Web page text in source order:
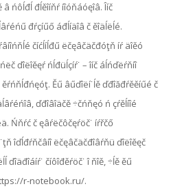
â ńôĺđĺ đĺěîíňŕ íîóňáóęîâ. Îíč
đŕçíűő áđĺíäîâ č ěîäĺëĺé.
číćĺíĺđű ëčęâčäčđóţň íŕ äîěó
ďîëîěęŕ ńĺđüĺçíŕ˙ – îíč áĺńďëŕňíî
Ěű âűďîëí˙ĺě ďđîăđŕěěíűé č
ďđîâîäčě ÷čńňęó ń çŕěĺíîé
Ńňŕć č ęâŕëčôčęŕöč˙ íŕřčő
îďĺđŕňčâíî ëčęâčäčđîâŕňü ďîëîěęč
ďîäđîáíŕ˙ číôîđěŕöč˙ î ňîě, ÷ĺě ěű
r-notebook.ru/.